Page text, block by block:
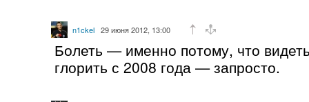
n1ckel 29 июня 2012, 13:00
Болеть — именно потому, что
глорить с 2008 года — запросто.